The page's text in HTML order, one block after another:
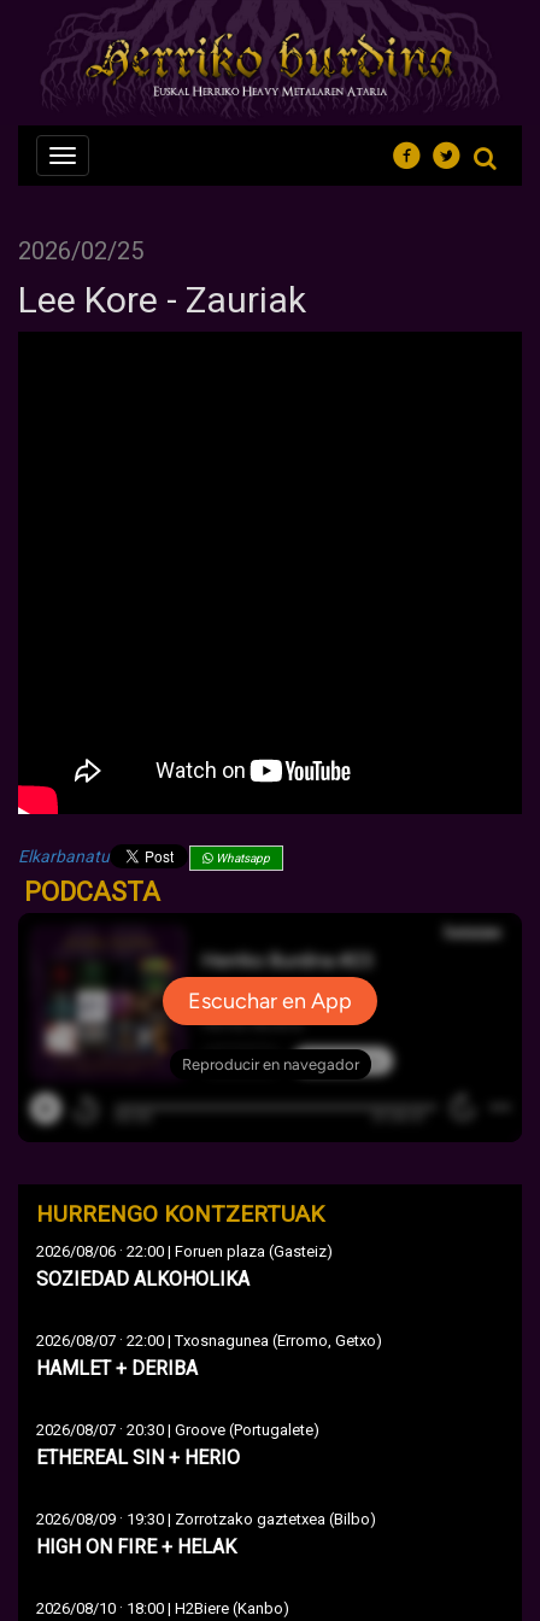
Nabegazioa
ireki
2026/02/25
Lee Kore - Zauriak
Elkarbanatu Whatsapp
PODCASTA
HURRENGO KONTZERTUAK
2026/08/06 · 22:00 | Foruen plaza (Gasteiz)
SOZIEDAD ALKOHOLIKA
2026/08/07 · 22:00 | Txosnagunea (Erromo, Getxo)
HAMLET + DERIBA
2026/08/07 · 20:30 | Groove (Portugalete)
ETHEREAL SIN + HERIO
2026/08/09 · 19:30 | Zorrotzako gaztetxea (Bilbo)
HIGH ON FIRE + HELAK
2026/08/10 · 18:00 | H2Biere (Kanbo)